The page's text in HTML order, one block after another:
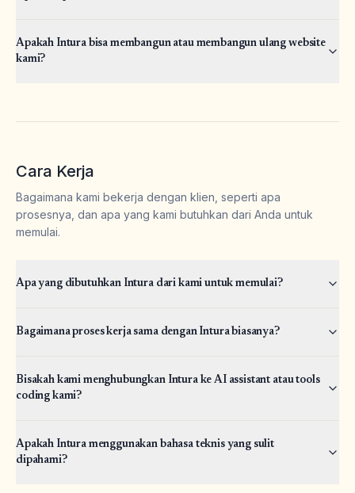
Apakah Intura bisa membangun atau membangun ulang website
kami?
Cara Kerja
Bagaimana kami bekerja dengan klien, seperti apa
prosesnya, dan apa yang kami butuhkan dari Anda untuk
memulai.
Apa yang dibutuhkan Intura dari kami untuk memulai?
Bagaimana proses kerja sama dengan Intura biasanya?
Bisakah kami menghubungkan Intura ke AI assistant atau tools
coding kami?
Apakah Intura menggunakan bahasa teknis yang sulit
dipahami?